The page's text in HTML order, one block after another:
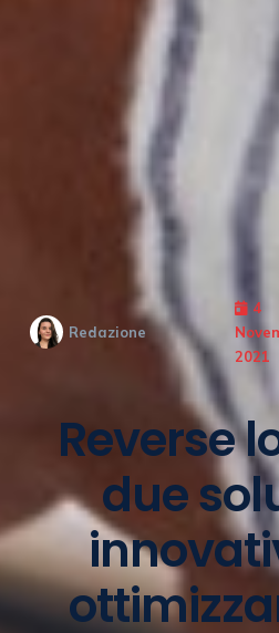
Redazione
4
2021
Reverse
due